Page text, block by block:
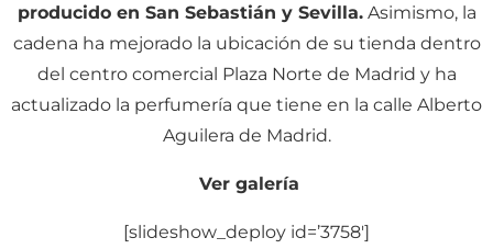
producido en San Sebastián y Sevilla.Asimismo, la
cadena ha mejorado la ubicación de su tienda dentro
del centro comercial Plaza Norte de Madrid y ha
actualizado la perfumería que tiene en la calle Alberto
Aguilera de Madrid.
Ver galería
[slideshow_deploy id=’3758′]